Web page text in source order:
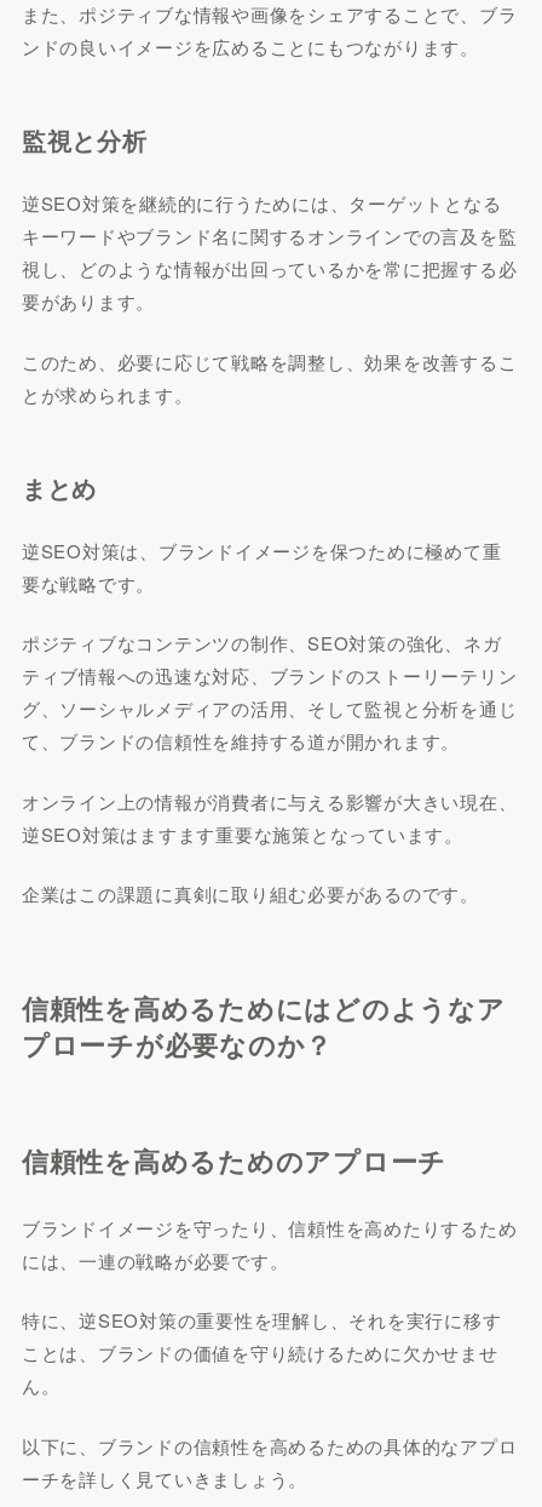
また、ポジティブな情報や画像をシェアすることで、ブラ
ンドの良いイメージを広めることにもつながります。
監視と分析
逆SEO対策を継続的に行うためには、ターゲットとなる
キーワードやブランド名に関するオンラインでの言及を監
視し、どのような情報が出回っているかを常に把握する必
要があります。
このため、必要に応じて戦略を調整し、効果を改善するこ
とが求められます。
まとめ
逆SEO対策は、ブランドイメージを保つために極めて重
要な戦略です。
ポジティブなコンテンツの制作、SEO対策の強化、ネガ
ティブ情報への迅速な対応、ブランドのストーリーテリン
グ、ソーシャルメディアの活用、そして監視と分析を通じ
て、ブランドの信頼性を維持する道が開かれます。
オンライン上の情報が消費者に与える影響が大きい現在、
逆SEO対策はますます重要な施策となっています。
企業はこの課題に真剣に取り組む必要があるのです。
信頼性を高めるためにはどのようなア
プローチが必要なのか？
信頼性を高めるためのアプローチ
ブランドイメージを守ったり、信頼性を高めたりするため
には、一連の戦略が必要です。
特に、逆SEO対策の重要性を理解し、それを実行に移す
ことは、ブランドの価値を守り続けるために欠かせませ
ん。
以下に、ブランドの信頼性を高めるための具体的なアプロ
ーチを詳しく見ていきましょう。